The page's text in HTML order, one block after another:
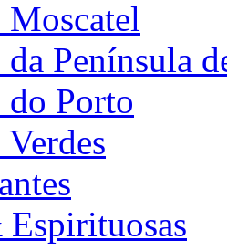
Península
Porto